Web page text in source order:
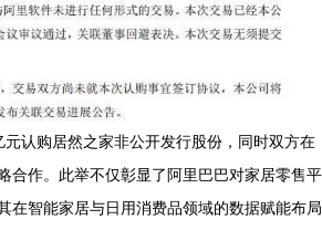
元认购居然之家非公开发行股份，同时双方在
合作。此举不仅彰显了阿里巴巴对家居零售平
在智能家居与日用消费品领域的数据赋能布局